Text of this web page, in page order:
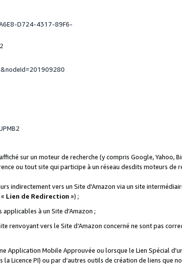
D724-4317-89F6-
sur un moteur de recherche (y compris Google, Yahoo,
ou tout site qui participe à un réseau desdits moteurs de
indirectement vers un Site d'Amazon via un site
Lien de Redirection ») ;
à un Site d'Amazon ;
renvoyant vers le Site d’Amazon concerné ne sont pas
Application Mobile Approuvée ou lorsque le Lien Spécial
Licence PI) ou par d’autres outils de création de liens que